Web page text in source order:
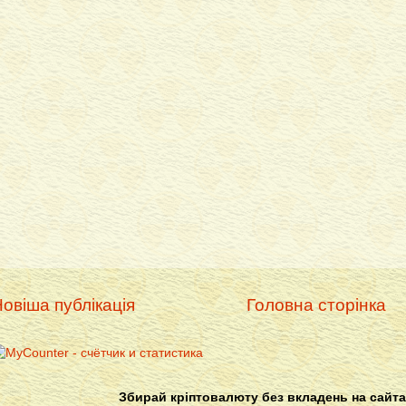
публікація Головна сторінка
Збирай кріптовалюту без вкладень на